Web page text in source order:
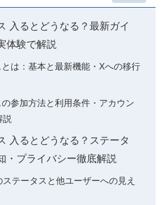
入るとどうなる？最新ガイ
体験で解説
は：基本と最新機能・Xへの移行
参加方法と利用条件・アカウン
説
入るとどうなる？ステータ
・プライバシー徹底解説
テータスと他ユーザーへの見え